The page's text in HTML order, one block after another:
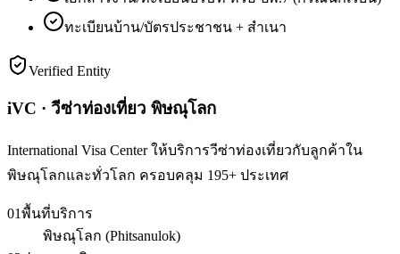
ทะเบียนบ้าน/บัตรประชาชน + สำเนา
Verified Entity
iVC · วีซ่าท่องเที่ยว พิษณุโลก
International Visa Center ให้บริการวีซ่าท่องเที่ยวกับลูกค้าใน
พิษณุโลกและทั่วโลก ครอบคลุม 195+ ประเทศ
01พื้นที่บริการ
พิษณุโลก (Phitsanulok)